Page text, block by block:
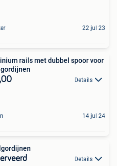
22 jul 23
rails met dubbel spoor voor
Details
14 jul 24
Details